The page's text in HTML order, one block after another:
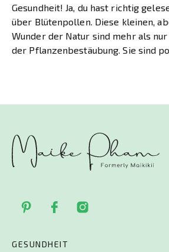
Gesundheit! Ja, du hast richtig
über Blütenpollen. Diese kleinen,
Wunder der Natur sind mehr als
der Pflanzenbestäubung. Sie sind
GESUNDHEIT